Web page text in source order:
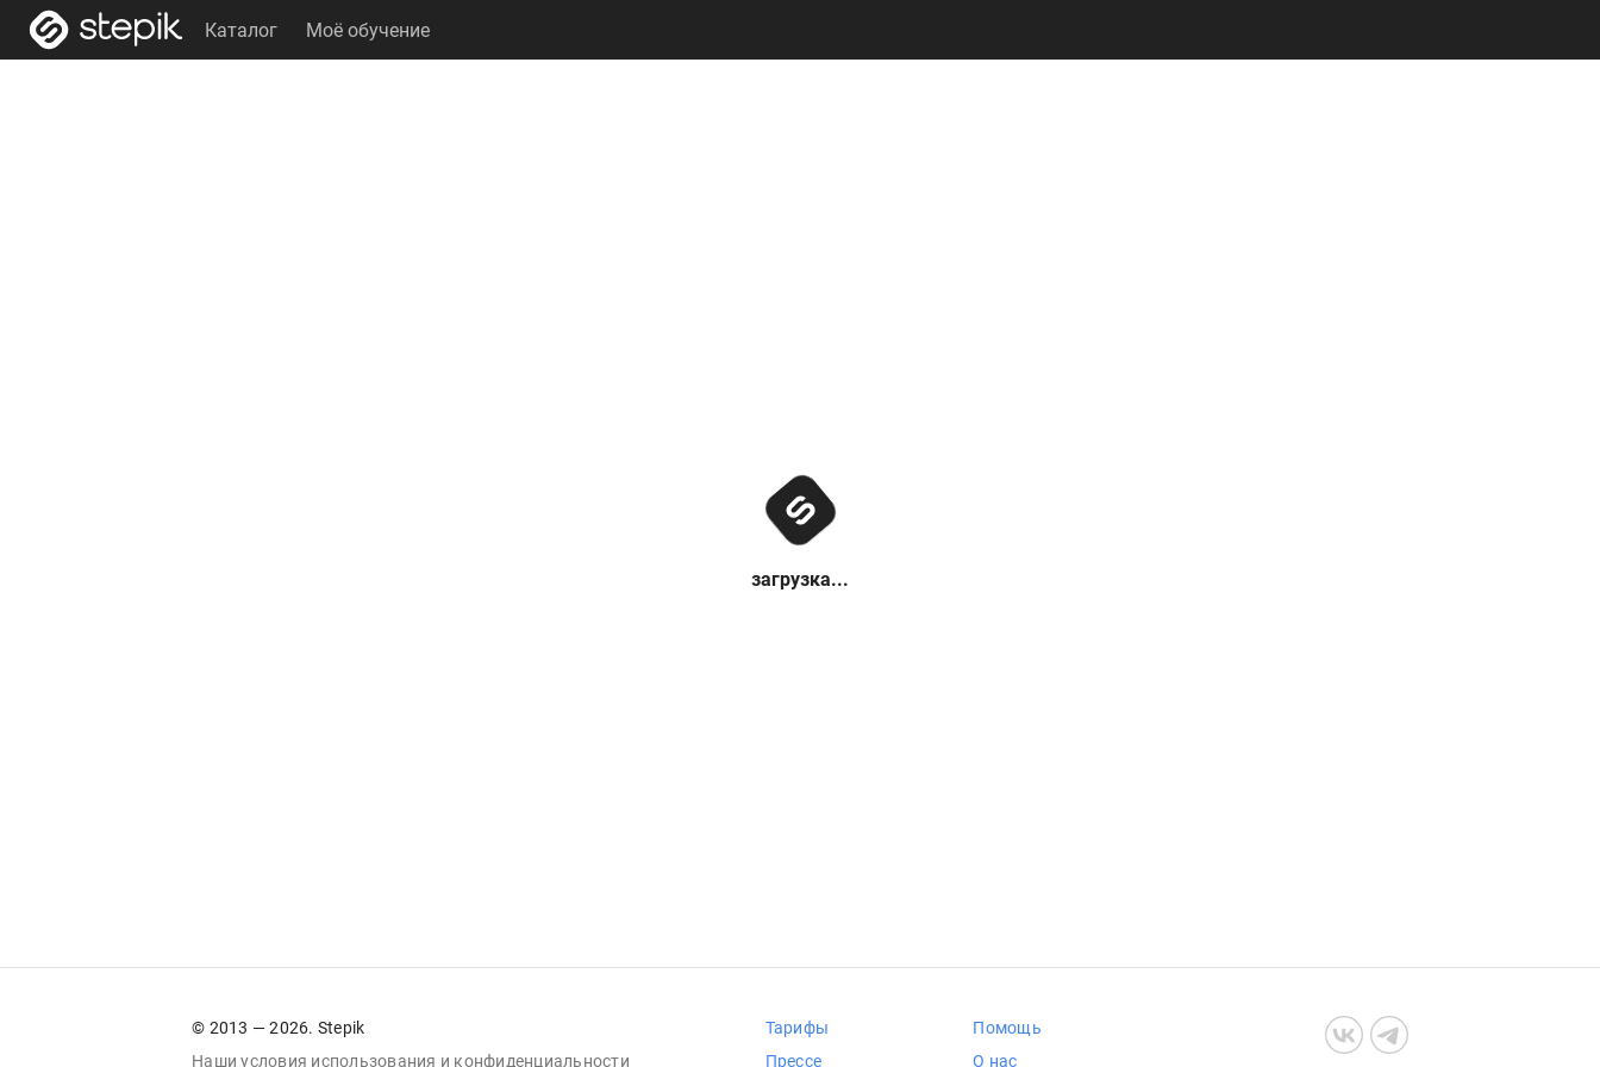
Каталог Моё обучение
загрузка...
© 2013 — 2026. Stepik
Наши условия использования и конфиденциальности
Тарифы
Прессе
Помощь
О нас